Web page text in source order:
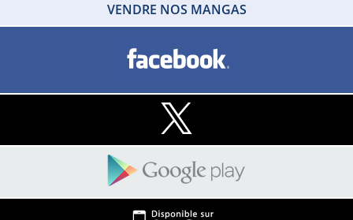
VENDRE NOS MANGAS